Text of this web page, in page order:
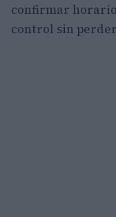
confirmar
control sin